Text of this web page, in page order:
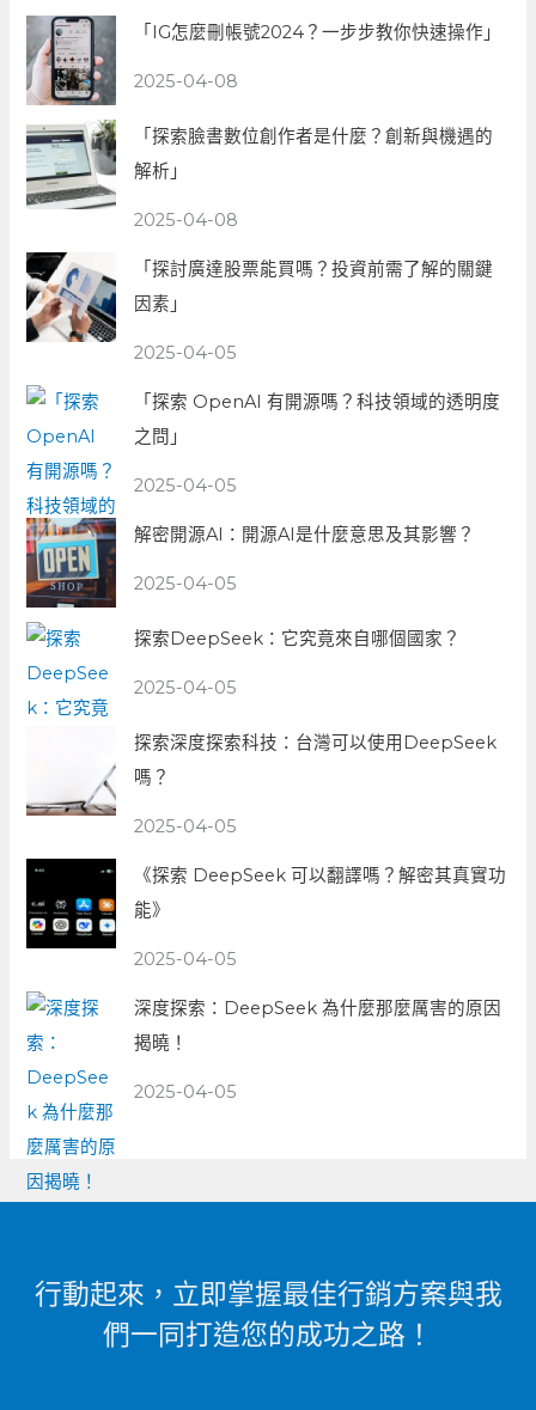
「IG怎麼刪帳號2024？一步步教你快速操作」
2025-04-08
「探索臉書數位創作者是什麼？創新與機遇的
解析」
2025-04-08
「探討廣達股票能買嗎？投資前需了解的關鍵
因素」
2025-04-05
「探索 OpenAI 有開源嗎？科技領域的透明度
之問」
2025-04-05
解密開源AI：開源AI是什麼意思及其影響？
2025-04-05
探索DeepSeek：它究竟來自哪個國家？
2025-04-05
探索深度探索科技：台灣可以使用DeepSeek
嗎？
2025-04-05
《探索 DeepSeek 可以翻譯嗎？解密其真實功
能》
2025-04-05
深度探索：DeepSeek 為什麼那麼厲害的原因
揭曉！
2025-04-05
行動起來，立即掌握最佳行銷方案與我
們一同打造您的成功之路！